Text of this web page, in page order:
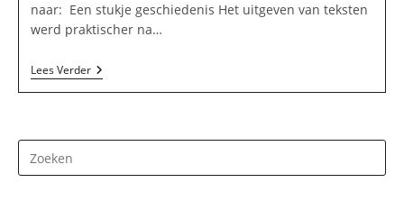
naar: Een stukje geschiedenis Het uitgeven van teksten
werd praktischer na…
Lees VerderVitrus
Media
In
op